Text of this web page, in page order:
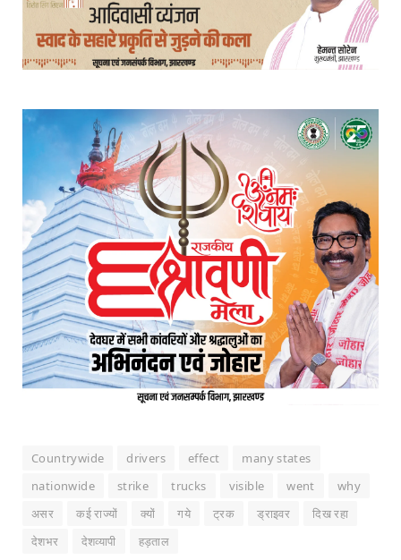
Countrywide drivers effect
many states
nationwide
strike trucks visible went
why
असर
कई राज्यों क्यों गये ट्रक ड्राइवर
दिख रहा
देशभर
देशव्यापी हड़ताल